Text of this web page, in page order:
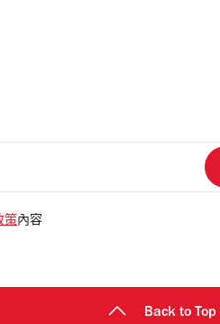
策 內容
Back to Top